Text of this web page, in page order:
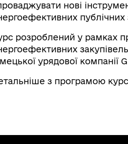
нові
публічних
розроблений у рамках
урядової компанії
з програмою